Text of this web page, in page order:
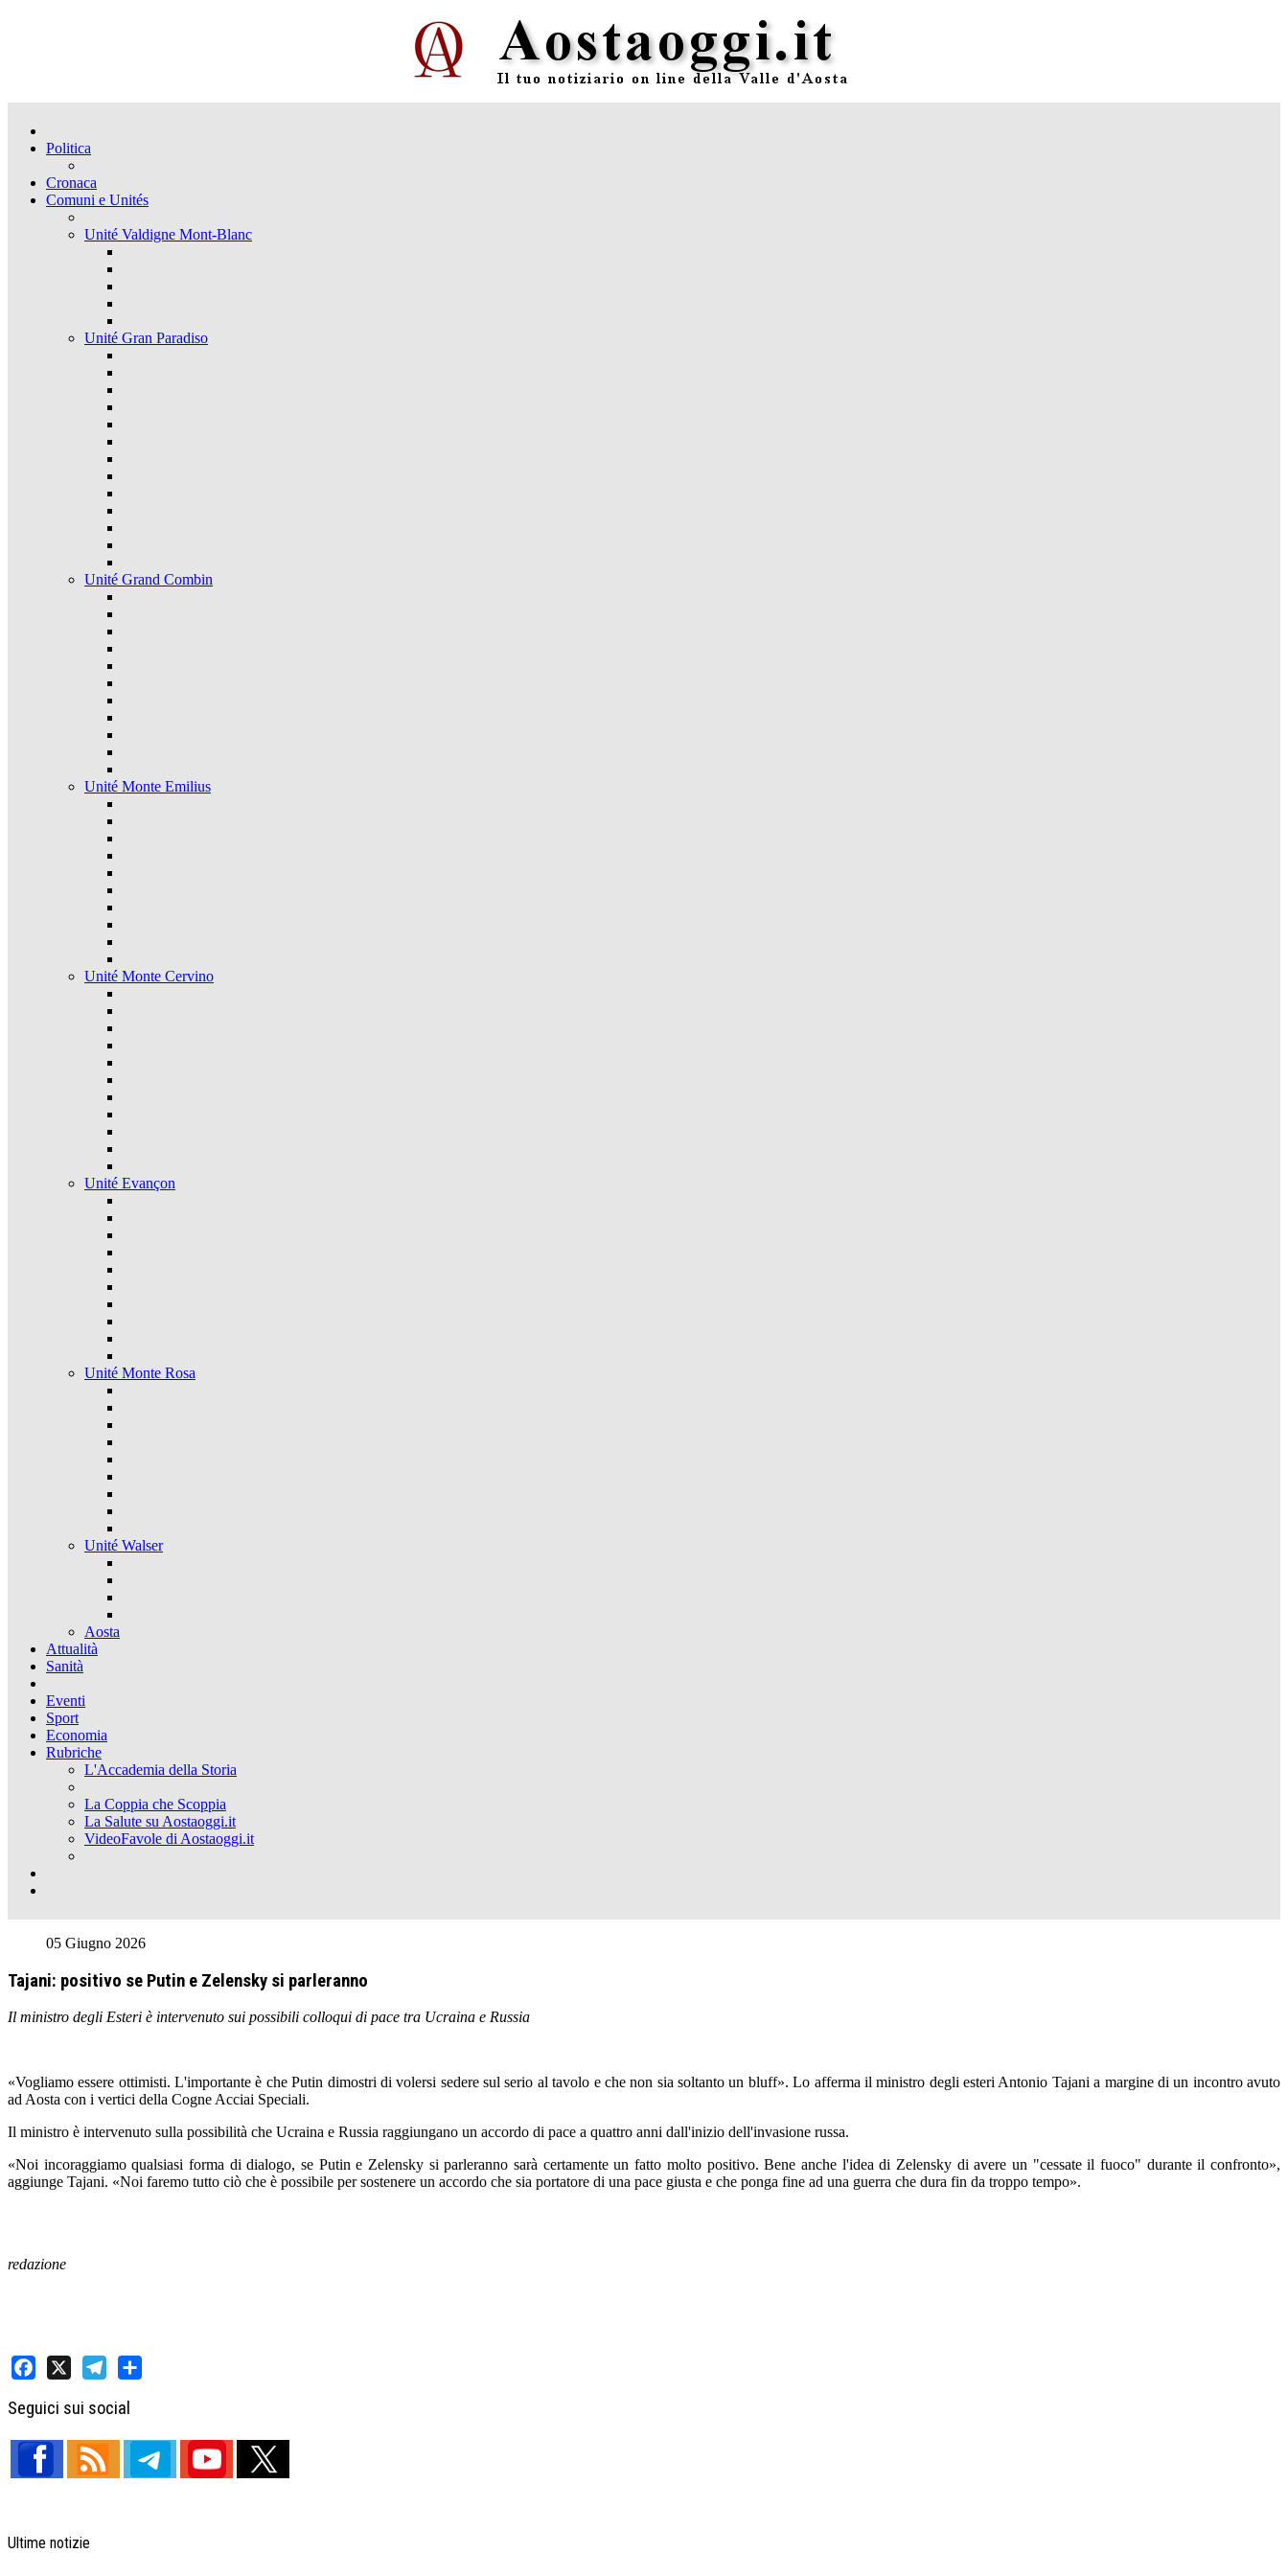
Politica
Cronaca
Comuni e Unités
Unité Valdigne Mont-Blanc
Unité Gran Paradiso
Unité Grand Combin
Unité Monte Emilius
Unité Monte Cervino
Unité Evançon
Unité Monte Rosa
Unité Walser
Aosta
Attualità
Sanità
Eventi
Sport
Economia
Rubriche
L'Accademia della Storia
La Coppia che Scoppia
La Salute su Aostaoggi.it
VideoFavole di Aostaoggi.it
05 Giugno 2026
Tajani: positivo se Putin e Zelensky si parleranno
Il ministro degli Esteri è intervenuto sui possibili colloqui di pace tra Ucraina e Russia
«Vogliamo essere ottimisti. L'importante è che Putin dimostri di volersi sedere sul serio al tavolo e che non sia soltanto un bluff». Lo afferma il ministro degli esteri Antonio Tajani a margine di un incontro avuto
ad Aosta con i vertici della Cogne Acciai Speciali.
Il ministro è intervenuto sulla possibilità che Ucraina e Russia raggiungano un accordo di pace a quattro anni dall'inizio dell'invasione russa.
«Noi incoraggiamo qualsiasi forma di dialogo, se Putin e Zelensky si parleranno sarà certamente un fatto molto positivo. Bene anche l'idea di Zelensky di avere un "cessate il fuoco" durante il confronto»,
aggiunge Tajani. «Noi faremo tutto ciò che è possibile per sostenere un accordo che sia portatore di una pace giusta e che ponga fine ad una guerra che dura fin da troppo tempo».
redazione
Seguici sui social
Ultime notizie